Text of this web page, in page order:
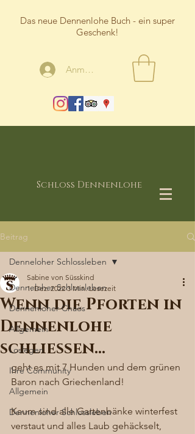
Das neue Dennenlohe Buch - ein super
Geschenk!
Anmelden
Schloss Dennenlohe
Beitrag
Denneloher Schlossleben
Dennenloher Chaos
Allgemein
Loslegen
Ihre Community
Allgemein
Dennenloher Schlossleben
Denneloher Schlossleben
Wenn die Pforten in
Dennenlohe
schließen…
Sabine von Süsskind
1. Dez. 2022 3 Min. Lesezeit
geht es mit 7 Hunden und dem grünen
Baron nach Griechenland!
Kaum sind alle Gartenbänke winterfest
verstaut und alles Laub gehäckselt,